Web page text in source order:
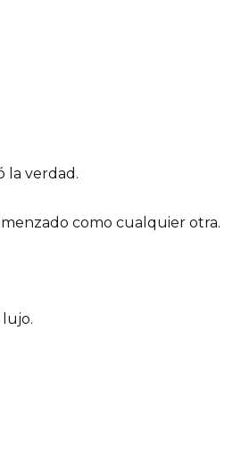
la verdad.
como cualquier otra.
lujo.